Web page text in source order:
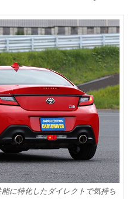
に特化したダイレクトで気持ち